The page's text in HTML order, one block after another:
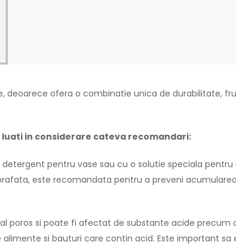
deoarece ofera o combinatie unica de durabilitate,
in considerare cateva recomandari:
pentru vase sau cu o solutie speciala pentru
este recomandata pentru a preveni
poros si poate fi afectat de substante acide precum
si bauturi care contin acid. Este important sa